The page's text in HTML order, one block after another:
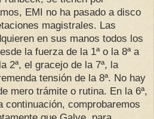
EMI no ha pasado a disco
magistrales. Las
en sus manos todos los
la fuerza de la 1ª o la 8ª a
2ª, el gracejo de la 7ª, la
tensión de la 8ª. No hay
mero trámite o rutina. En la 6ª,
continuación, comprobaremos